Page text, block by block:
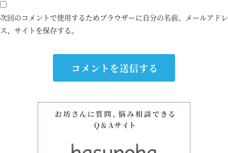
次回のコメントで使用するためブラウザーに自分の名前、メールアドレ
ス、サイトを保存する。